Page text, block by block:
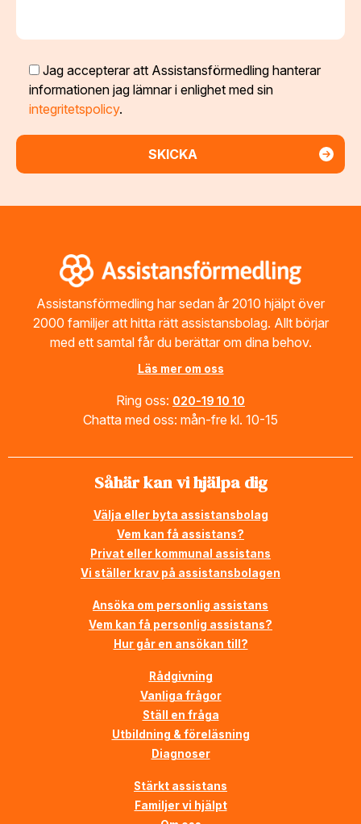
Jag accepterar att Assistansförmedling hanterar
informationen jag lämnar i enlighet med sin
integritetspolicy.
Assistansförmedling har sedan år 2010 hjälpt över
2000 familjer att hitta rätt assistansbolag. Allt börjar
med ett samtal får du berättar om dina behov.
Läs mer om oss
Ring oss: 020-19 10 10
Chatta med oss: mån-fre kl. 10-15
Såhär kan vi hjälpa dig
Välja eller byta assistansbolag
Vem kan få assistans?
Privat eller kommunal assistans
Vi ställer krav på assistansbolagen
Ansöka om personlig assistans
Vem kan få personlig assistans?
Hur går en ansökan till?
Rådgivning
Vanliga frågor
Ställ en fråga
Utbildning & föreläsning
Diagnoser
Stärkt assistans
Familjer vi hjälpt